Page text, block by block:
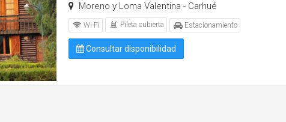
Moreno y Loma Valentina - Carhué
Wi-Fi Pileta cubierta Estacionamiento
Consultar disponibilidad